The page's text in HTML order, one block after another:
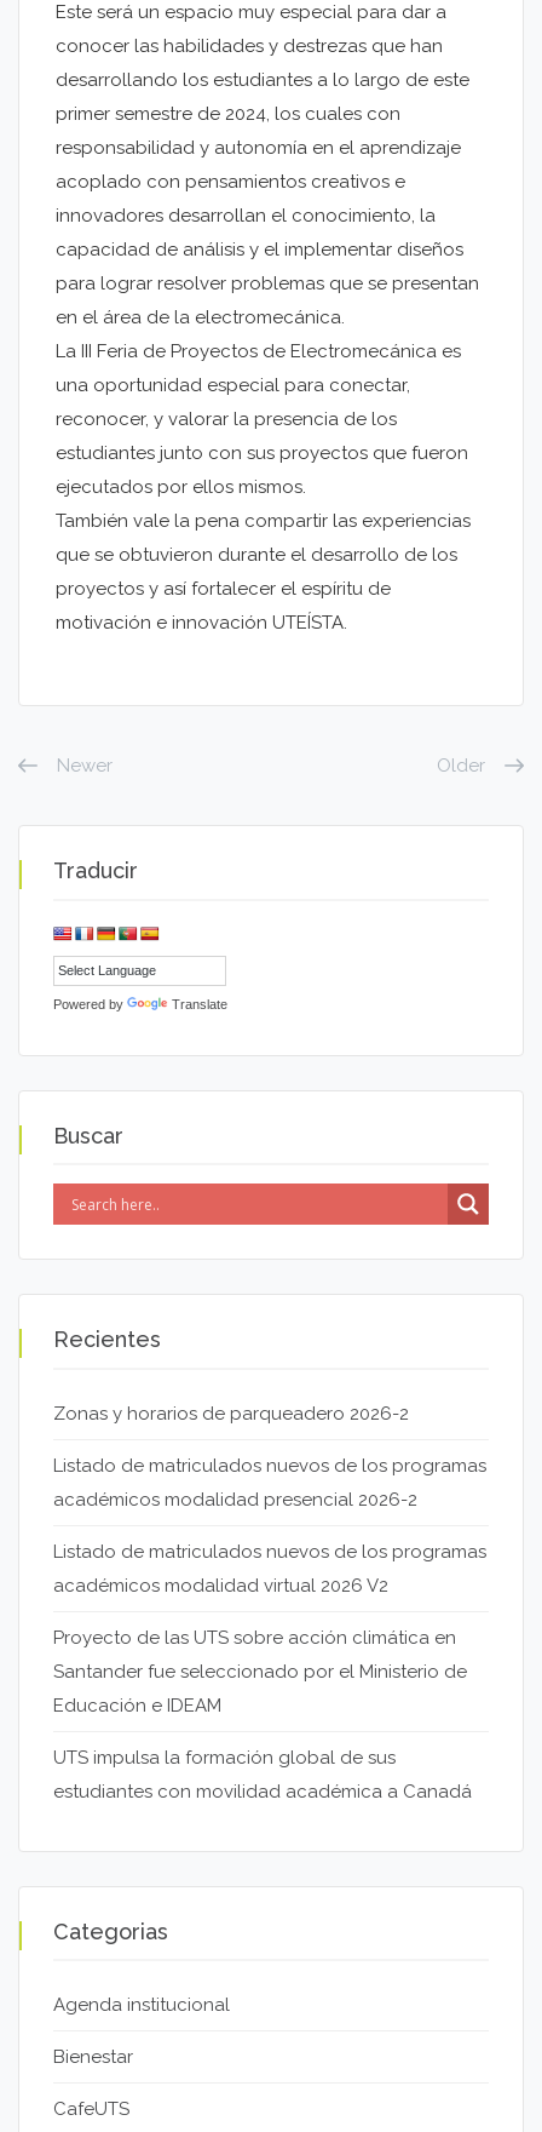
Este será un espacio muy especial para dar a
conocer las habilidades y destrezas que han
desarrollando los estudiantes a lo largo de este
primer semestre de 2024, los cuales con
responsabilidad y autonomía en el aprendizaje
acoplado con pensamientos creativos e
innovadores desarrollan el conocimiento, la
capacidad de análisis y el implementar diseños
para lograr resolver problemas que se presentan
en el área de la electromecánica.
La III Feria de Proyectos de Electromecánica es
una oportunidad especial para conectar,
reconocer, y valorar la presencia de los
estudiantes junto con sus proyectos que fueron
ejecutados por ellos mismos.
También vale la pena compartir las experiencias
que se obtuvieron durante el desarrollo de los
proyectos y así fortalecer el espíritu de
motivación e innovación UTEÍSTA.
Newer Older
Traducir
Powered by Translate
Buscar
Recientes
Zonas y horarios de parqueadero 2026-2
Listado de matriculados nuevos de los programas
académicos modalidad presencial 2026-2
Listado de matriculados nuevos de los programas
académicos modalidad virtual 2026 V2
Proyecto de las UTS sobre acción climática en
Santander fue seleccionado por el Ministerio de
Educación e IDEAM
UTS impulsa la formación global de sus
estudiantes con movilidad académica a Canadá
Categorias
Agenda institucional
Bienestar
CafeUTS